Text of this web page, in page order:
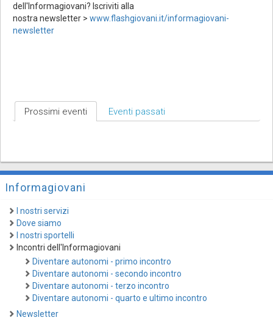
dell'Informagiovani? Iscriviti alla
nostra newsletter > www.flashgiovani.it/informagiovani-
newsletter
Prossimi eventi Eventi passati
Informagiovani
I nostri servizi
Dove siamo
I nostri sportelli
Incontri dell'Informagiovani
Diventare autonomi - primo incontro
Diventare autonomi - secondo incontro
Diventare autonomi - terzo incontro
Diventare autonomi - quarto e ultimo incontro
Newsletter